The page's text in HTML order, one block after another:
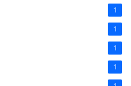
1
1
1
1